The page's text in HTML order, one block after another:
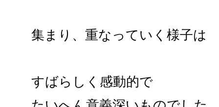
集まり、重なっていく様子は
すばらしく感動的で